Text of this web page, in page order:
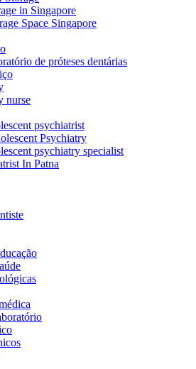
in Singapore
Space Singapore
de próteses dentárias
nurse
psychiatrist
Psychiatry
psychiatry specialist
In Patna